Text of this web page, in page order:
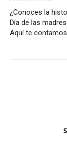
¿Conoces la
Día de las
Aquí te contamos